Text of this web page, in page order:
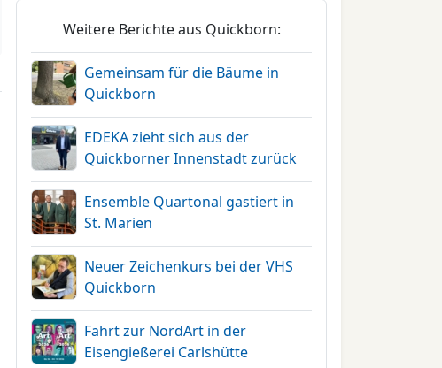
Weitere Berichte aus Quickborn:
Gemeinsam für die Bäume in
Quickborn
EDEKA zieht sich aus der
Quickborner Innenstadt zurück
Ensemble Quartonal gastiert in
St. Marien
Neuer Zeichenkurs bei der VHS
Quickborn
Fahrt zur NordArt in der
Eisengießerei Carlshütte